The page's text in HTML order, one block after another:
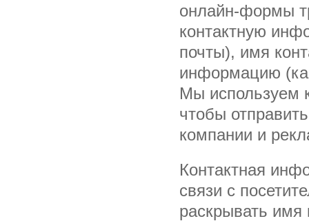
онлайн-формы
контактную
почты), имя
информацию
Мы используем
чтобы
компании и
Контактная
связи с
раскрывать